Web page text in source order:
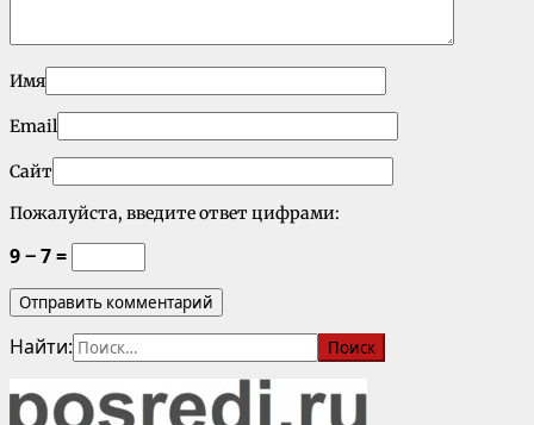
Имя
Email
Сайт
Пожалуйста, введите ответ цифрами:
9 − 7 =
Найти: